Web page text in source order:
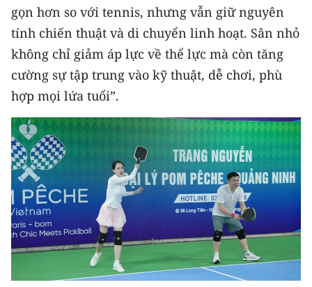
ENGLISH
中文
FRANÇAIS
ESPAÑOL
한국어
gọn hơn so với tennis, nhưng vẫn giữ nguyên
tính chiến thuật và di chuyển linh hoạt. Sân nhỏ
không chỉ giảm áp lực về thể lực mà còn tăng
cường sự tập trung vào kỹ thuật, dễ chơi, phù
hợp mọi lứa tuổi”.